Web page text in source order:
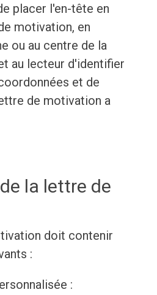
placer l'en-tête en
motivation, en
ou au centre de la
au lecteur d'identifier
et de
de motivation a
la lettre de
doit contenir
:
: